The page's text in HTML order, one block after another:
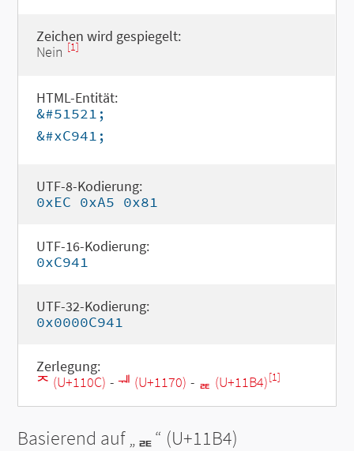
Zeichen wird gespiegelt:
Nein [1]
HTML-Entität:
&#51521;
&#xC941;
UTF-8-Kodierung:
0xEC 0xA5 0x81
UTF-16-Kodierung:
0xC941
UTF-32-Kodierung:
0x0000C941
Zerlegung:
ᄌ (U+110C) - ᅰ (U+1170) - ᆴ (U+11B4)[1]
Basierend auf „ᆴ“ (U+11B4)